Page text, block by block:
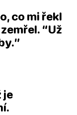
co mi řekl
“Už
je